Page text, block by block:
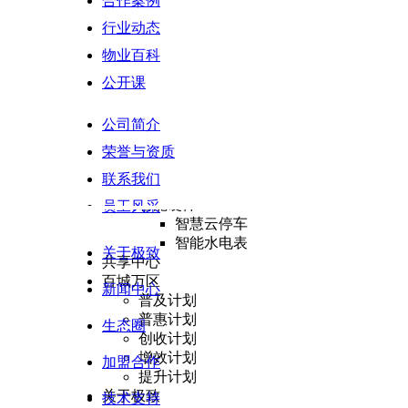
增值运营
智能硬件
智慧云停车
智能水电表
共享中心
百城万区
普及计划
普惠计划
创收计划
增效计划
提升计划
关于极致
行业动态
物业百科
公开课
公司简介
荣誉与资质
联系我们
员工风采
关于极致
新闻中心
生态圈
加盟合作
技术支持